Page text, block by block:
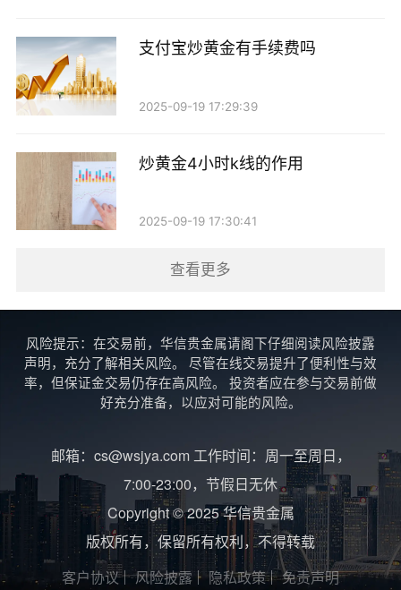
支付宝炒黄金有手续费吗
2025-09-19 17:29:39
炒黄金4小时k线的作用
2025-09-19 17:30:41
查看更多
风险提示：在交易前，华信贵金属请阁下仔细阅读风险披露
声明，充分了解相关风险。 尽管在线交易提升了便利性与效
率，但保证金交易仍存在高风险。 投资者应在参与交易前做
好充分准备，以应对可能的风险。
邮箱：cs@wsjya.com 工作时间：周一至周日，
7:00-23:00，节假日无休
Copyright © 2025 华信贵金属
版权所有，保留所有权利，不得转载
客户协议 风险披露 隐私政策 免责声明